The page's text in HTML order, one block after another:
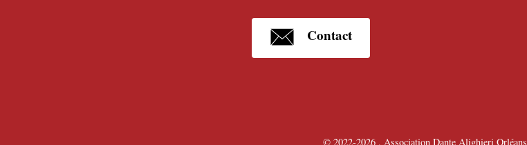
Contact
©2022-2026 , Association Dante Alighieri Orléans